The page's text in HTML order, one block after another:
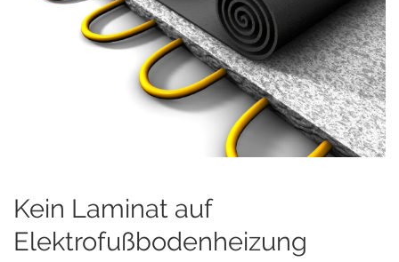
Kein Laminat auf
Elektrofußbodenheizung